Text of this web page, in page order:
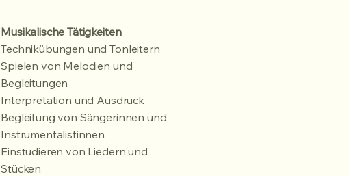
Musikalische Tätigkeiten
Technikübungen und Tonleitern
Spielen von Melodien und
Begleitungen
Interpretation und Ausdruck
Begleitung von Sängerinnen und
Instrumentalistinnen
Einstudieren von Liedern und
Stücken